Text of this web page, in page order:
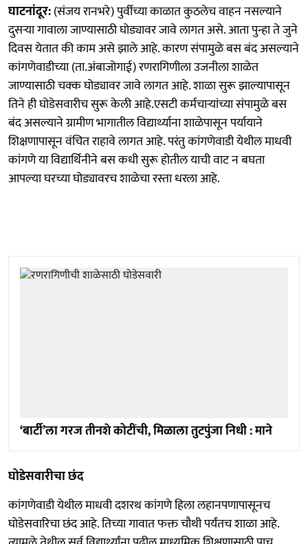
घाटनांदूर:(संजय रानभरे) पुर्वीच्या काळात कुठलेच वाहन नसल्याने
दुसर्‍या गावाला जाण्यासाठी घोड्यावर जावे लागत असे. आता पुन्हा ते जुने
दिवस येतात की काम असे झाले आहे. कारण संपामुळे बस बंद असल्याने
कांगणेवाडीच्या (ता.अंबाजोगाई) रणरागिणीला उजनीला शाळेत
जाण्यासाठी चक्क घोड्यावर जावे लागत आहे. शाळा सुरू झाल्यापासून
तिने ही घोडेसवारीच सुरू केली आहे.एसटी कर्मचाऱ्यांच्या संपामुळे बस
बंद असल्याने ग्रामीण भागातील विद्यार्थ्याना शाळेपासून पर्यायाने
शिक्षणापासून वंचित राहावे लागत आहे. परंतु कांगणेवाडी येथील माधवी
कांगणे या विद्यार्थिनीने बस कधी सुरू होतील याची वाट न बघता
आपल्या घरच्या घोड्यावरच शाळेचा रस्ता धरला आहे.
‘बार्टी’ला गरज तीनशे कोटींची, मिळाला तुटपुंजा निधी : माने
घोडेसवारीचा छंद
कांगणेवाडी येथील माधवी दशरथ कांगणे हिला लहानपणापासूनच
घोडेसवारिचा छंद आहे. तिच्या गावात फक्त चौथी पर्यंतच शाळा आहे.